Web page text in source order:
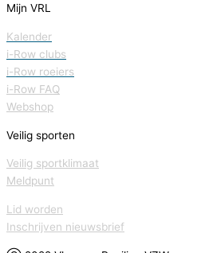
Mijn VRL
Kalender
i-Row clubs
i-Row roeiers
i-Row FAQ
Webshop
Veilig sporten
Veilig sportklimaat
Meldpunt
Lid worden
Inschrijven nieuwsbrief